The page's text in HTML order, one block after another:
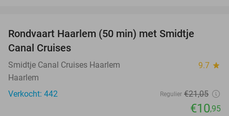
Rondvaart Haarlem (50 min) met Smidtje
Canal Cruises
Smidtje Canal Cruises Haarlem 9.7 star
Haarlem
Verkocht: 442
Regulier €21,05
€10,95